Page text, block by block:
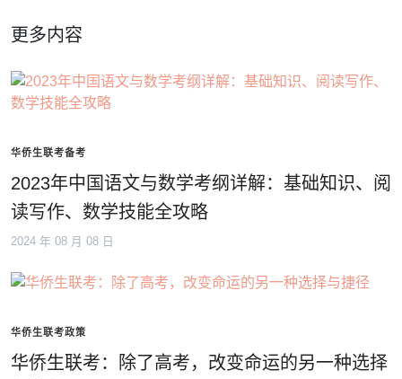
更多内容
华侨生联考备考
2023年中国语文与数学考纲详解：基础知识、阅
读写作、数学技能全攻略
2024 年 08 月 08 日
华侨生联考政策
华侨生联考：除了高考，改变命运的另一种选择